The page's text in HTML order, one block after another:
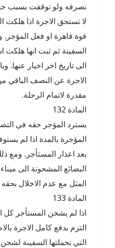
تصرفه ولو توقفت بسبب
لا تستحق الاجرة اذا
قوة قاهرة او فعل المؤجر.
السفينة ثم ثبت انها هلكت
الى تاريخ اخر اخبار عنها.
الاجرة عن النصف الباقي
مقدرة لاتمام الرحلة.
المادة 132
يسترد المؤجر حقه في
المؤجرة بالمدة اذا لم
بعد اعذار المستأجر. ومع
البضائع المشحونة الى
المثل مع عدم الاخلال
المادة 133
اذا لم يشحن المستأجر كل
التزم بدفع كامل الاجرة
التي تحملتها السفينة